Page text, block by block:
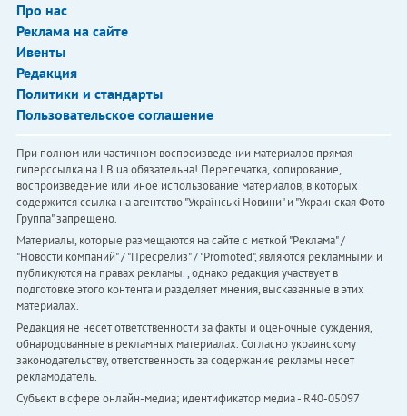
Про нас
Реклама на сайте
Ивенты
Редакция
Политики и стандарты
Пользовательское соглашение
При полном или частичном воспроизведении материалов прямая
гиперссылка на LB.ua обязательна! Перепечатка, копирование,
воспроизведение или иное использование материалов, в которых
содержится ссылка на агентство "Українськi Новини" и "Украинская Фото
Группа" запрещено.
Материалы, которые размещаются на сайте с меткой "Реклама" /
"Новости компаний" / "Пресрелиз" / "Promoted", являются рекламными и
публикуются на правах рекламы. , однако редакция участвует в
подготовке этого контента и разделяет мнения, высказанные в этих
материалах.
Редакция не несет ответственности за факты и оценочные суждения,
обнародованные в рекламных материалах. Согласно украинскому
законодательству, ответственность за содержание рекламы несет
рекламодатель.
Субъект в сфере онлайн-медиа; идентификатор медиа - R40-05097